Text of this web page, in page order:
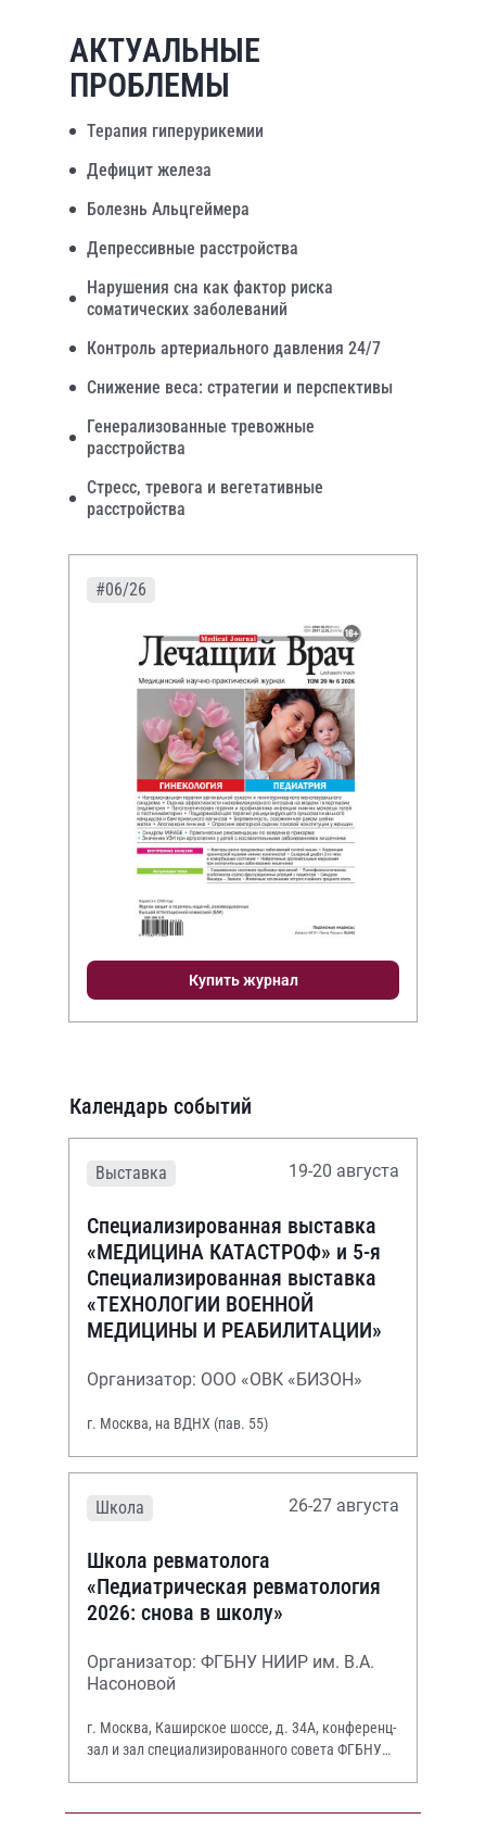
АКТУАЛЬНЫЕ
ПРОБЛЕМЫ
Терапия гиперурикемии
Дефицит железа
Болезнь Альцгеймера
Депрессивные расстройства
Нарушения сна как фактор риска
соматических заболеваний
Контроль артериального давления 24/7
Снижение веса: стратегии и перспективы
Генерализованные тревожные
расстройства
Стресс, тревога и вегетативные
расстройства
#06/26
Купить журнал
Календарь событий
Выставка 19-20 августа
Специализированная выставка
«МЕДИЦИНА КАТАСТРОФ» и 5-я
Специализированная выставка
«ТЕХНОЛОГИИ ВОЕННОЙ
МЕДИЦИНЫ И РЕАБИЛИТАЦИИ»
Организатор: ООО «ОВК «БИЗОН»
г. Москва, на ВДНХ (пав. 55)
Школа 26-27 августа
Школа ревматолога
«Педиатрическая ревматология
2026: снова в школу»
Организатор: ФГБНУ НИИР им. В.А.
Насоновой
г. Москва, Каширское шоссе, д. 34А, конференц-
зал и зал специализированного совета ФГБНУ